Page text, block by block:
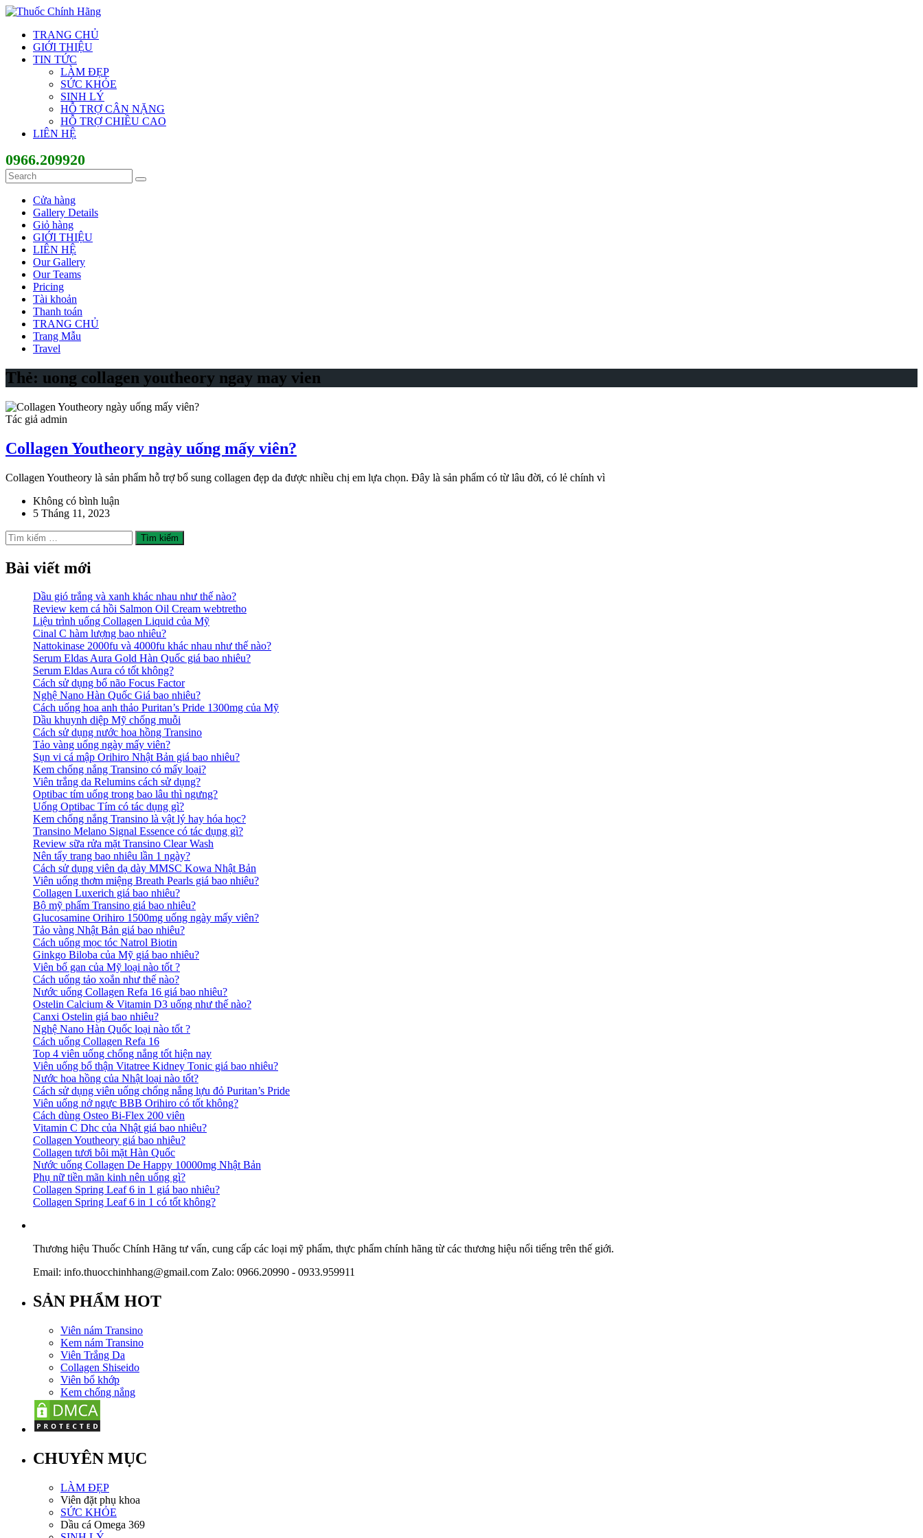
TRANG CHỦ
GIỚI THIỆU
TIN TỨC
LÀM ĐẸP
SỨC KHỎE
SINH LÝ
HỖ TRỢ CÂN NẶNG
HỖ TRỢ CHIỀU CAO
LIÊN HỆ
0966.209920
Cửa hàng
Gallery Details
Giỏ hàng
GIỚI THIỆU
LIÊN HỆ
Our Gallery
Our Teams
Pricing
Tài khoản
Thanh toán
TRANG CHỦ
Trang Mẫu
Travel
Thẻ: uong collagen youtheory ngay may vien
Tác giả admin
Collagen Youtheory ngày uống mấy viên?
Collagen Youtheory là sản phẩm hỗ trợ bổ sung collagen đẹp da được nhiều chị em lựa chọn. Đây là sản phẩm có từ lâu đời, có lẻ chính vì
Không có bình luận
5 Tháng 11, 2023
Tìm
kiếm
cho:
Bài viết mới
Dầu gió trắng và xanh khác nhau như thế nào?
Review kem cá hồi Salmon Oil Cream webtretho
Liệu trình uống Collagen Liquid của Mỹ
Cinal C hàm lượng bao nhiêu?
Nattokinase 2000fu và 4000fu khác nhau như thế nào?
Serum Eldas Aura Gold Hàn Quốc giá bao nhiêu?
Serum Eldas Aura có tốt không?
Cách sử dụng bổ não Focus Factor
Nghệ Nano Hàn Quốc Giá bao nhiêu?
Cách uống hoa anh thảo Puritan’s Pride 1300mg của Mỹ
Dầu khuynh diệp Mỹ chống muỗi
Cách sử dụng nước hoa hồng Transino
Tảo vàng uống ngày mấy viên?
Sụn vi cá mập Orihiro Nhật Bản giá bao nhiêu?
Kem chống nắng Transino có mấy loại?
Viên trắng da Relumins cách sử dụng?
Optibac tím uống trong bao lâu thì ngưng?
Uống Optibac Tím có tác dụng gì?
Kem chống nắng Transino là vật lý hay hóa học?
Transino Melano Signal Essence có tác dụng gì?
Review sữa rửa mặt Transino Clear Wash
Nên tẩy trang bao nhiêu lần 1 ngày?
Cách sử dụng viên dạ dày MMSC Kowa Nhật Bản
Viên uống thơm miệng Breath Pearls giá bao nhiêu?
Collagen Luxerich giá bao nhiêu?
Bộ mỹ phẩm Transino giá bao nhiêu?
Glucosamine Orihiro 1500mg uống ngày mấy viên?
Tảo vàng Nhật Bản giá bao nhiêu?
Cách uống mọc tóc Natrol Biotin
Ginkgo Biloba của Mỹ giá bao nhiêu?
Viên bổ gan của Mỹ loại nào tốt ?
Cách uống tảo xoắn như thế nào?
Nước uống Collagen Refa 16 giá bao nhiêu?
Ostelin Calcium & Vitamin D3 uống như thế nào?
Canxi Ostelin giá bao nhiêu?
Nghệ Nano Hàn Quốc loại nào tốt ?
Cách uống Collagen Refa 16
Top 4 viên uống chống nắng tốt hiện nay
Viên uống bổ thận Vitatree Kidney Tonic giá bao nhiêu?
Nước hoa hồng của Nhật loại nào tốt?
Cách sử dụng viên uống chống nắng lựu đỏ Puritan’s Pride
Viên uống nở ngực BBB Orihiro có tốt không?
Cách dùng Osteo Bi-Flex 200 viên
Vitamin C Dhc của Nhật giá bao nhiêu?
Collagen Youtheory giá bao nhiêu?
Collagen tươi bôi mặt Hàn Quốc
Nước uống Collagen De Happy 10000mg Nhật Bản
Phụ nữ tiền mãn kinh nên uống gì?
Collagen Spring Leaf 6 in 1 giá bao nhiêu?
Collagen Spring Leaf 6 in 1 có tốt không?
Thương hiệu Thuốc Chính Hãng tư vấn, cung cấp các loại mỹ phẩm, thực phẩm chính hãng từ các thương hiệu nổi tiếng trên thế giới.
Email: info.thuocchinhhang@gmail.com Zalo: 0966.20990 - 0933.959911
SẢN PHẨM HOT
Viên nám Transino
Kem nám Transino
Viên Trắng Da
Collagen Shiseido
Viên bổ khớp
Kem chống nắng
CHUYÊN MỤC
LÀM ĐẸP
Viên đặt phụ khoa
SỨC KHỎE
Dầu cá Omega 369